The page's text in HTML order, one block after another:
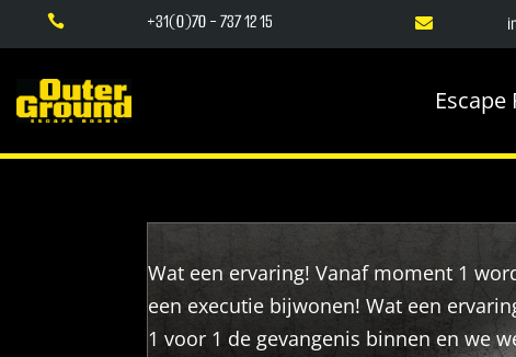
 +31(0)70 - 737 12 15 
Escape
Wat een ervaring! Vanaf moment 1
een executie bijwonen! Wat een
1 voor 1 de gevangenis binnen en we